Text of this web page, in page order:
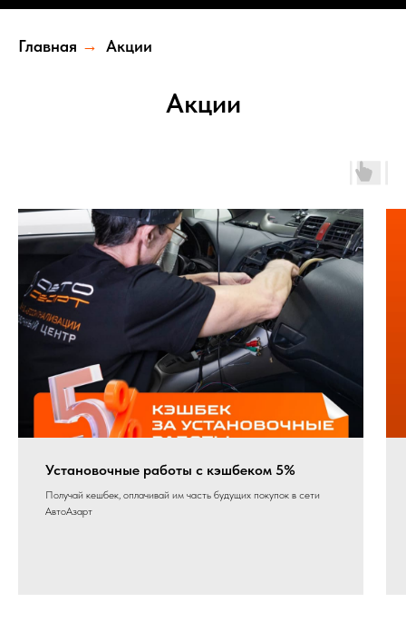
Главная → Акции
Акции
Установочные работы с кэшбеком 5%
Получай кешбек, оплачивай им часть будущих покупок в сети
АвтоАзарт